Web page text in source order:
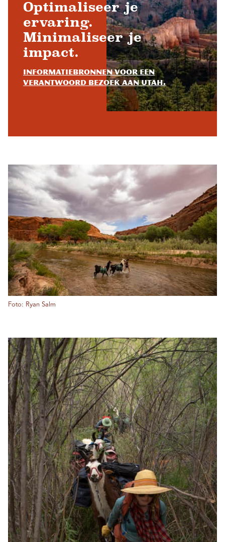
Optimaliseer je
ervaring.
Minimaliseer je
impact.
Informatiebronnen voor een
verantwoord bezoek aan Utah.
Foto: Ryan Salm